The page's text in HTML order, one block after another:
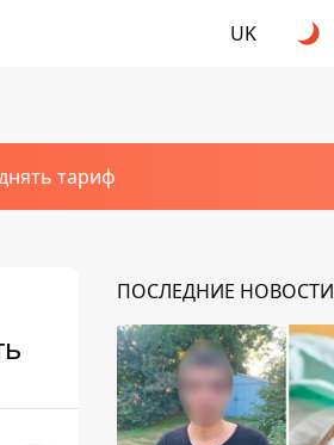
UK
тариф
ПОСЛЕДНИЕ НОВОСТИ